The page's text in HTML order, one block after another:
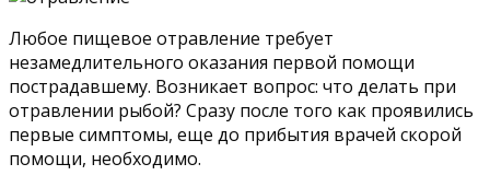
Любое пищевое отравление требует
незамедлительного оказания первой помощи
пострадавшему. Возникает вопрос: что делать при
отравлении рыбой? Сразу после того как проявились
первые симптомы, еще до прибытия врачей скорой
помощи, необходимо.